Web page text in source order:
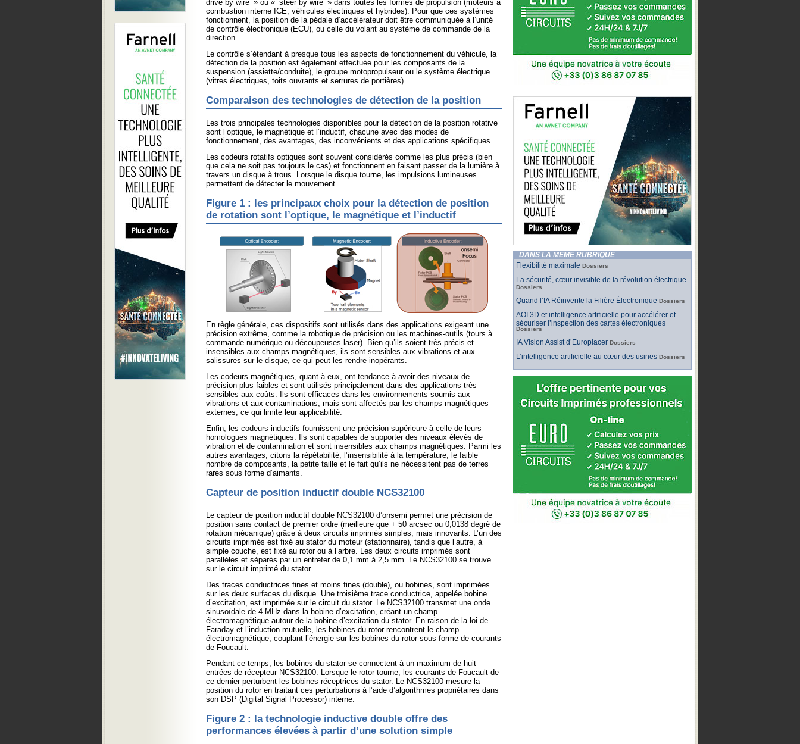
drive by wire » ou « steer by wire » dans toutes les formes de propulsion (moteurs à
combustion interne ICE, véhicules électriques et hybrides). Pour que ces systèmes
fonctionnent, la position de la pédale d’accélérateur doit être communiquée à l’unité
de contrôle électronique (ECU), ou celle du volant au système de commande de la
direction.
Le contrôle s’étendant à presque tous les aspects de fonctionnement du véhicule, la
détection de la position est également effectuée pour les composants de la
suspension (assiette/conduite), le groupe motopropulseur ou le système électrique
(vitres électriques, toits ouvrants et serrures de portières).
Comparaison des technologies de détection de la position
Les trois principales technologies disponibles pour la détection de la position rotative
sont l’optique, le magnétique et l’inductif, chacune avec des modes de
fonctionnement, des avantages, des inconvénients et des applications spécifiques.
Les codeurs rotatifs optiques sont souvent considérés comme les plus précis (bien
que cela ne soit pas toujours le cas) et fonctionnent en faisant passer de la lumière à
travers un disque à trous. Lorsque le disque tourne, les impulsions lumineuses
permettent de détecter le mouvement.
Figure 1 : les principaux choix pour la détection de position
de rotation sont l’optique, le magnétique et l’inductif
En règle générale, ces dispositifs sont utilisés dans des applications exigeant une
précision extrême, comme la robotique de précision ou les machines-outils (tours à
commande numérique ou découpeuses laser). Bien qu’ils soient très précis et
insensibles aux champs magnétiques, ils sont sensibles aux vibrations et aux
salissures sur le disque, ce qui peut les rendre inopérants.
Les codeurs magnétiques, quant à eux, ont tendance à avoir des niveaux de
précision plus faibles et sont utilisés principalement dans des applications très
sensibles aux coûts. Ils sont efficaces dans les environnements soumis aux
vibrations et aux contaminations, mais sont affectés par les champs magnétiques
externes, ce qui limite leur applicabilité.
Enfin, les codeurs inductifs fournissent une précision supérieure à celle de leurs
homologues magnétiques. Ils sont capables de supporter des niveaux élevés de
vibration et de contamination et sont insensibles aux champs magnétiques. Parmi les
autres avantages, citons la répétabilité, l’insensibilité à la température, le faible
nombre de composants, la petite taille et le fait qu’ils ne nécessitent pas de terres
rares sous forme d’aimants.
Capteur de position inductif double NCS32100
Le capteur de position inductif double NCS32100 d’onsemi permet une précision de
position sans contact de premier ordre (meilleure que + 50 arcsec ou 0,0138 degré de
rotation mécanique) grâce à deux circuits imprimés simples, mais innovants. L’un des
circuits imprimés est fixé au stator du moteur (stationnaire), tandis que l’autre, à
simple couche, est fixé au rotor ou à l’arbre. Les deux circuits imprimés sont
parallèles et séparés par un entrefer de 0,1 mm à 2,5 mm. Le NCS32100 se trouve
sur le circuit imprimé du stator.
Des traces conductrices fines et moins fines (double), ou bobines, sont imprimées
sur les deux surfaces du disque. Une troisième trace conductrice, appelée bobine
d’excitation, est imprimée sur le circuit du stator. Le NCS32100 transmet une onde
sinusoïdale de 4 MHz dans la bobine d’excitation, créant un champ
électromagnétique autour de la bobine d’excitation du stator. En raison de la loi de
Faraday et l’induction mutuelle, les bobines du rotor rencontrent le champ
électromagnétique, couplant l’énergie sur les bobines du rotor sous forme de courants
de Foucault.
Pendant ce temps, les bobines du stator se connectent à un maximum de huit
entrées de récepteur NCS32100. Lorsque le rotor tourne, les courants de Foucault de
ce dernier perturbent les bobines réceptrices du stator. Le NCS32100 mesure la
position du rotor en traitant ces perturbations à l’aide d’algorithmes propriétaires dans
son DSP (Digital Signal Processor) interne.
Figure 2 : la technologie inductive double offre des
performances élevées à partir d’une solution simple
DANS LA MÊME RUBRIQUE
Flexibilité maximale Dossiers
La sécurité, cœur invisible de la révolution électrique
Dossiers
Quand l’IA Réinvente la Filière Électronique Dossiers
AOI 3D et intelligence artificielle pour accélérer et
sécuriser l’inspection des cartes électroniques
Dossiers
IA Vision Assist d’Europlacer Dossiers
L’intelligence artificielle au cœur des usines Dossiers